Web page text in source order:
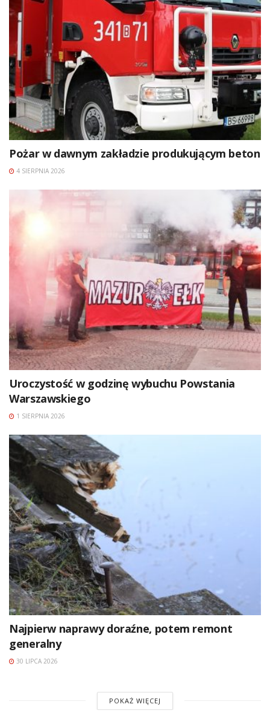
Pożar w dawnym zakładzie produkującym beton
4 SIERPNIA 2026
Uroczystość w godzinę wybuchu Powstania
Warszawskiego
1 SIERPNIA 2026
Najpierw naprawy doraźne, potem remont
generalny
30 LIPCA 2026
POKAŻ WIĘCEJ